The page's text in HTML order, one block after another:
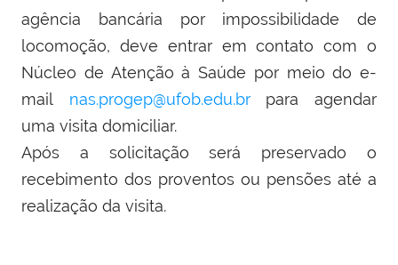
agência bancária por impossibilidade de
locomoção, deve entrar em contato com o
Núcleo de Atenção à Saúde por meio do e-
mail nas.progep@ufob.edu.brpara agendar
uma visita domiciliar.
Após a solicitação será preservado o
recebimento dos proventos ou pensões até a
realização da visita.